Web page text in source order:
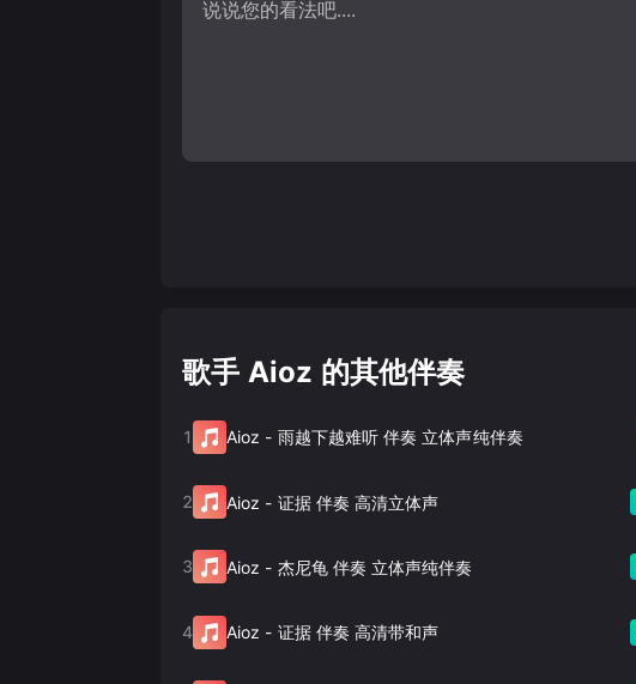
歌手 Aioz 的其他伴奏
1 Aioz - 雨越下越难听 伴奏 立体声纯伴奏
2 Aioz - 证据 伴奏 高清立体声
3 Aioz - 杰尼龟 伴奏 立体声纯伴奏
4 Aioz - 证据 伴奏 高清带和声